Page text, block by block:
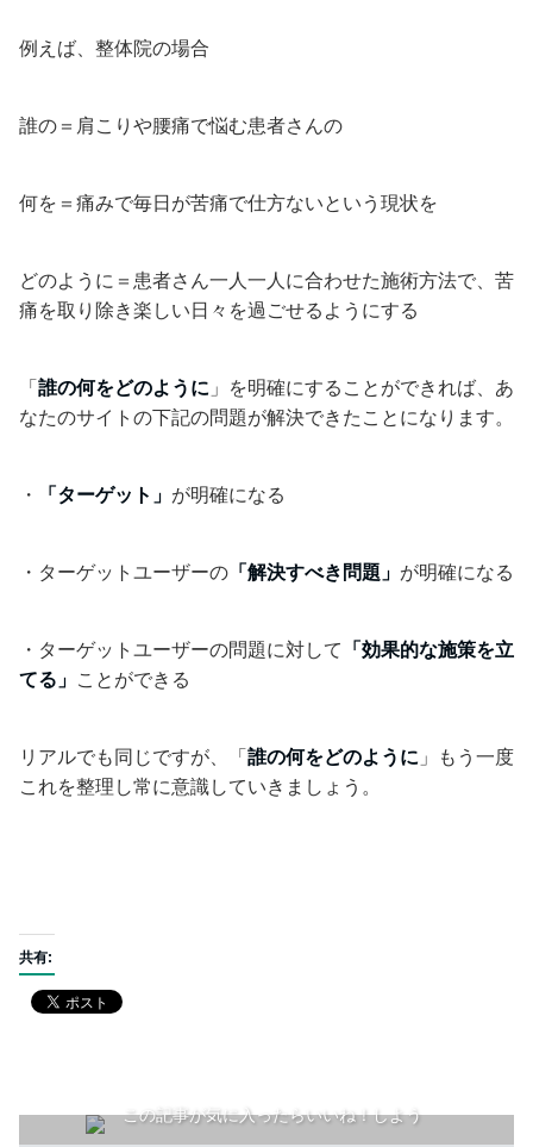
例えば、整体院の場合
誰の＝肩こりや腰痛で悩む患者さんの
何を＝痛みで毎日が苦痛で仕方ないという現状を
どのように＝患者さん一人一人に合わせた施術方法で、苦
痛を取り除き楽しい日々を過ごせるようにする
「 誰の何をどのように 」を明確にすることができれば、あ
なたのサイトの下記の問題が解決できたことになります。
・ 「ターゲット」 が明確になる
・ターゲットユーザーの 「解決すべき問題」 が明確になる
・ターゲットユーザーの問題に対して 「効果的な施策を立
てる」 ことができる
リアルでも同じですが、「 誰の何をどのように 」もう一度
これを整理し常に意識していきましょう。
共有:
この記事が気に入ったらいいね！しよう